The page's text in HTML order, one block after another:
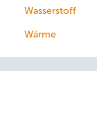
Wasserstoff
Wärme